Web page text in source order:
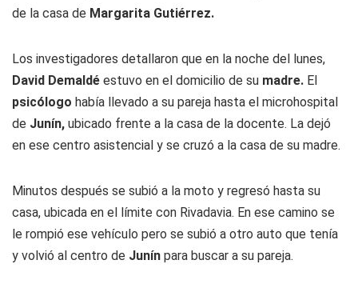
de la casa de Margarita Gutiérrez.
Los investigadores detallaron que en la noche del lunes,
David Demaldé estuvo en el domicilio de su madre. El
psicólogo había llevado a su pareja hasta el microhospital
de Junín, ubicado frente a la casa de la docente. La dejó
en ese centro asistencial y se cruzó a la casa de su madre.
Minutos después se subió a la moto y regresó hasta su
casa, ubicada en el límite con Rivadavia. En ese camino se
le rompió ese vehículo pero se subió a otro auto que tenía
y volvió al centro de Junín para buscar a su pareja.